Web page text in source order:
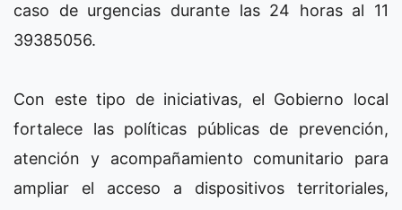
caso de urgencias durante las 24 horas al 11
39385056.
Con este tipo de iniciativas, el Gobierno local
fortalece las políticas públicas de prevención,
atención y acompañamiento comunitario para
ampliar el acceso a dispositivos territoriales,